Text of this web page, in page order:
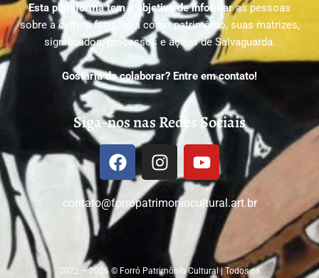
Esta plataforma tem o objetivo de informaras pessoas
sobre a cultura forrozeira como patrimônio, suas matrizes,
significados, processos e ações de Salvaguarda.
Gostaria de colaborar? Entre em contato!
Siga-nos nas Redes Sociais
contato@forropatrimoniocultural.art.br
2022 –2026© Forró Patrimônio Cultural | Todos os